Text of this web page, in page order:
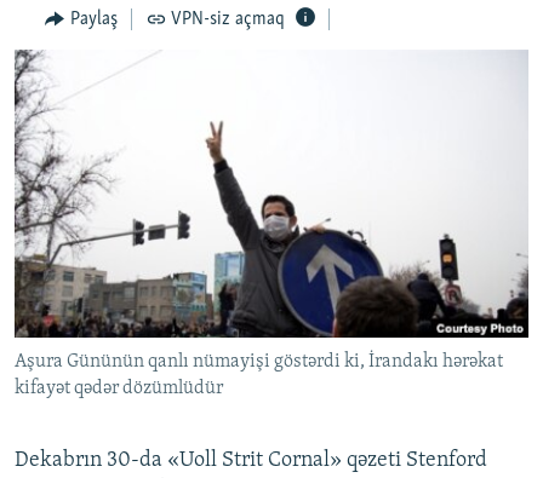
QANUNI DOĞRU
ARAŞDIRMA
MULTIMEDIA
VIDEO
FOTOQALEREYA
İNFOQRAFIKA
KARIKATURA
RADIO ARXIV
OXU ZALI
AZƏRBAYCAN ƏDƏBIYYATI KITABXANASI
İSLAM VƏ DEMOKRATIYA
İZ - MƏDƏNIYYƏT PROQRAMI
HAQQIMIZDA
MISSIYAMIZ
PEŞƏ ETIKASI VƏ JURNALISTIKA STANDARTLARIMIZ
MATERIALLARIMIZDAN ISTIFADƏ
AZADLIQRADIOSU MOBIL TELEFONUNUZDA
XƏBƏR BÜLLETENLƏRIMIZ
BIZI IZLƏ
RFE/RL-in bütün saytları
Paylaş VPN-siz açmaq
Aşura Gününün qanlı nümayişi göstərdi ki, İrandakı hərəkat
kifayət qədər dözümlüdür
Dekabrın 30-da «Uoll Strit Cornal» qəzeti Stenford